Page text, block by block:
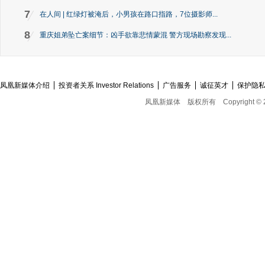
7 在人间 | 红绿灯被淹后，小男孩在路口指路，7位摄影师...
8 重庆姐弟坠亡案细节：凶手欲靠悲情蒙混 警方现场勘察发现...
凤凰新媒体介绍 投资者关系 Investor Relations 广告服务 诚征英才
保护隐
凤凰新媒体
版权所有 Copyright ©